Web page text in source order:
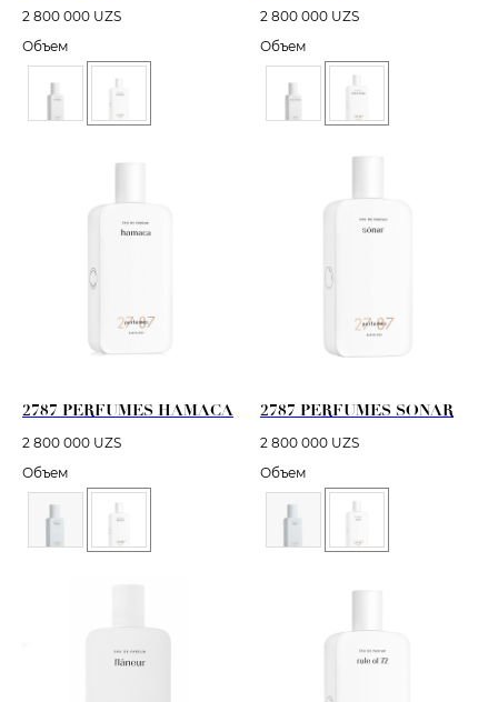
2 800 000 UZS
Объем
2 800 000 UZS
Объем
2787 PERFUMES HAMACA
2 800 000 UZS
Объем
2787 PERFUMES SONAR
2 800 000 UZS
Объем